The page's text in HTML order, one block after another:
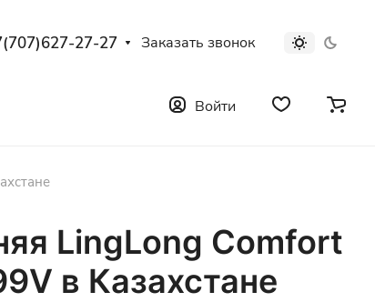
27-27 Заказать звонок
Войти
LingLong Comfort
в Казахстане